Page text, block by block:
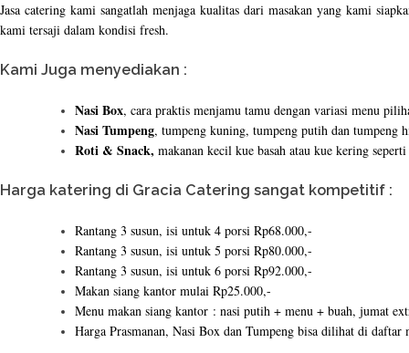
Jasa catering kami sangatlah menjaga kualitas dari masakan yang kami
kami tersaji dalam kondisi fresh.
Kami Juga menyediakan :
Nasi Box, cara praktis menjamu tamu dengan variasi menu
Nasi Tumpeng, tumpeng kuning, tumpeng putih dan tumpeng
Roti & Snack, makanan kecil kue basah atau kue kering
Harga katering di Gracia Catering sangat kompetitif :
Rantang 3 susun, isi untuk 4 porsi Rp68.000,-
Rantang 3 susun, isi untuk 5 porsi Rp80.000,-
Rantang 3 susun, isi untuk 6 porsi Rp92.000,-
Makan siang kantor mulai Rp25.000,-
Menu makan siang kantor : nasi putih + menu + buah, jumat
Harga Prasmanan, Nasi Box dan Tumpeng bisa dilihat di daftar